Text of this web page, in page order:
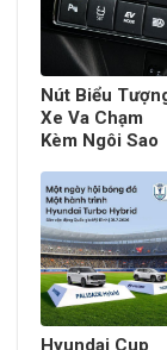
Nút Biểu
Xe Va Chạm
Kèm Ngôi Sao
Ý Nghĩa Và
Dùng
Hyundai Cup